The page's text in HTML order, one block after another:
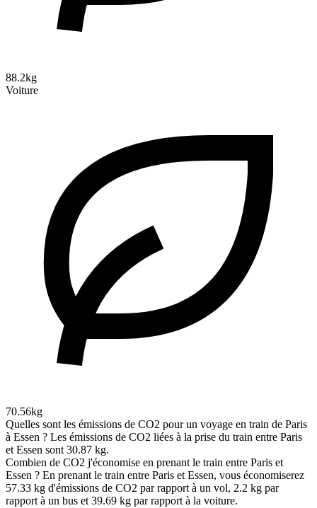
88.2kg
Voiture
70.56kg
Quelles sont les émissions de CO2 pour un voyage en train de Paris
à Essen ? Les émissions de CO2 liées à la prise du train entre Paris
et Essen sont 30.87 kg.
Combien de CO2 j'économise en prenant le train entre Paris et
Essen ? En prenant le train entre Paris et Essen, vous économiserez
57.33 kg d'émissions de CO2 par rapport à un vol, 2.2 kg par
rapport à un bus et 39.69 kg par rapport à la voiture.